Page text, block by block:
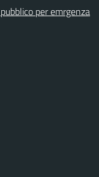
per emrgenza